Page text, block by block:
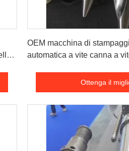
OEM macchina di
automatica a vite canna a
Ottenga il